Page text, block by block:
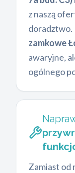
z naszą
doradztwo.
zamkowe
awaryjne,
ogólnego
Zamiast od